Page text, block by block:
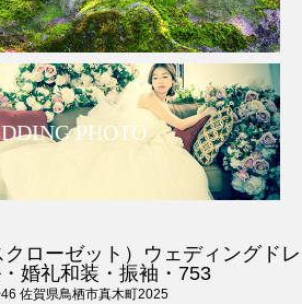
PHOTO
ローゼット）ウェディングドレ
婚礼和装・振袖・753
佐賀県鳥栖市真木町2025